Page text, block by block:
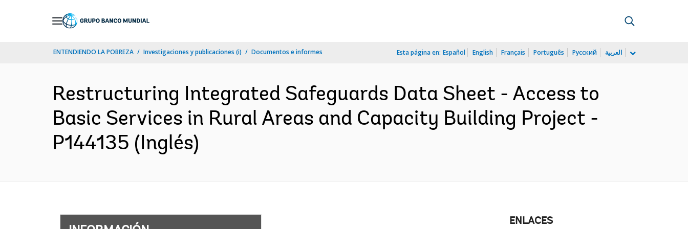
ENTENDIENDO LA POBREZA Investigaciones y publicaciones (i) Documentos e informes Esta página en: Español English Français Português Русский العربية
Restructuring Integrated Safeguards Data Sheet - Access to
Basic Services in Rural Areas and Capacity Building Project -
P144135 (Inglés)
ENLACES